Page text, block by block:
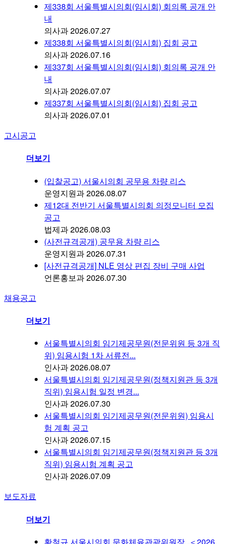
제338회 서울특별시의회(임시회) 회의록 공개 안
내
의사과2026.07.27
제338회 서울특별시의회(임시회) 집회 공고
의사과2026.07.16
제337회 서울특별시의회(임시회) 회의록 공개 안
내
의사과2026.07.07
제337회 서울특별시의회(임시회) 집회 공고
의사과2026.07.01
고시공고
더보기
(입찰공고) 서울시의회 공무용 차량 리스
운영지원과2026.08.07
제12대 전반기 서울특별시의회 의정모니터 모집
공고
법제과2026.08.03
(사전규격공개) 공무용 차량 리스
운영지원과2026.07.31
[사전규격공개] NLE 영상 편집 장비 구매 사업
언론홍보과2026.07.30
채용공고
더보기
서울특별시의회 임기제공무원(전문위원 등 3개 직
위) 임용시험 1차 서류전...
인사과2026.08.07
서울특별시의회 임기제공무원(정책지원관 등 3개
직위) 임용시험 일정 변경...
인사과2026.07.30
서울특별시의회 임기제공무원(전문위원) 임용시
험 계획 공고
인사과2026.07.15
서울특별시의회 임기제공무원(정책지원관 등 3개
직위) 임용시험 계획 공고
인사과2026.07.09
보도자료
더보기
황철규 서울시의회 문화체육관광위원장, ＜2026